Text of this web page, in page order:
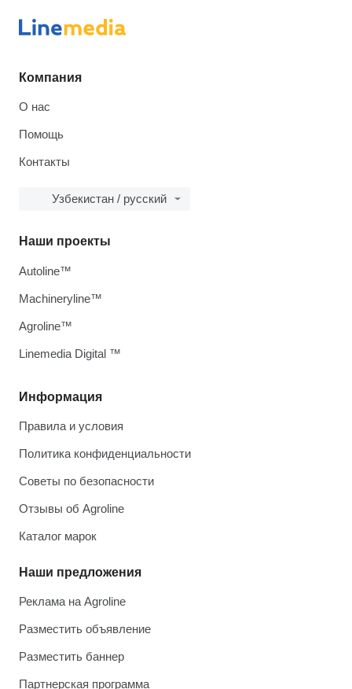
Компания
О нас
Помощь
Контакты
Узбекистан / русский
Информация
Правила и условия
Политика конфиденциальности
Советы по безопасности
Отзывы об Agroline
Каталог марок
Наши предложения
Реклама на Agroline
Разместить объявление
Разместить баннер
Партнерская программа
Наши проекты
Autoline™
Machineryline™
Agroline™
Linemedia Digital ™